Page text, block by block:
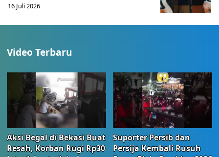
16 Juli 2026
Video Terbaru
Aksi Begal di Bekasi Buat
Resah, Korban Rugi Rp30
Suporter Persib dan
Persija Kembali Rusuh